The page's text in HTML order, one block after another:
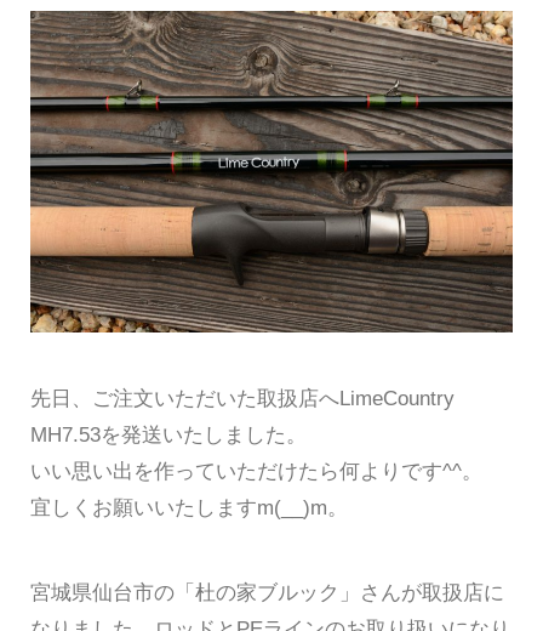
先日、ご注文いただいた取扱店へLimeCountry
MH7.53を発送いたしました。
いい思い出を作っていただけたら何よりです^^。
宜しくお願いいたしますm(__)m。
宮城県仙台市の「杜の家ブルック」さんが取扱店に